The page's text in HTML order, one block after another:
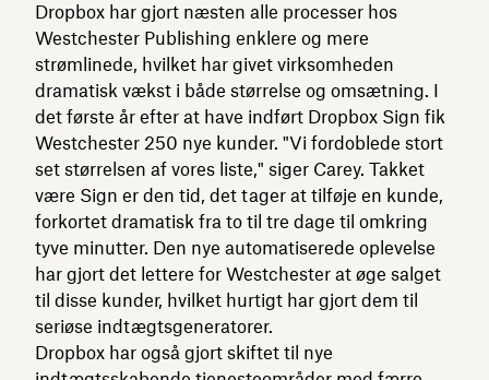
Dropbox har gjort næsten alle processer hos
Westchester Publishing enklere og mere
strømlinede, hvilket har givet virksomheden
dramatisk vækst i både størrelse og omsætning. I
det første år efter at have indført Dropbox Sign fik
Westchester 250 nye kunder. "Vi fordoblede stort
set størrelsen af vores liste," siger Carey. Takket
være Sign er den tid, det tager at tilføje en kunde,
forkortet dramatisk fra to til tre dage til omkring
tyve minutter. Den nye automatiserede oplevelse
har gjort det lettere for Westchester at øge salget
til disse kunder, hvilket hurtigt har gjort dem til
seriøse indtægtsgeneratorer.
Dropbox har også gjort skiftet til nye